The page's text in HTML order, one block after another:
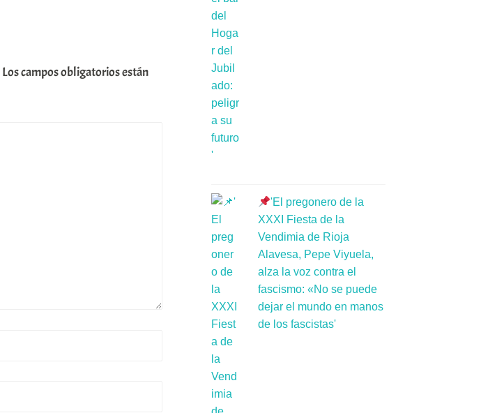
Los campos obligatorios están
'El pregonero de la
XXXI Fiesta de la
Vendimia de Rioja
Alavesa, Pepe Viyuela,
alza la voz contra el
fascismo: «No se puede
dejar el mundo en manos
de los fascistas'